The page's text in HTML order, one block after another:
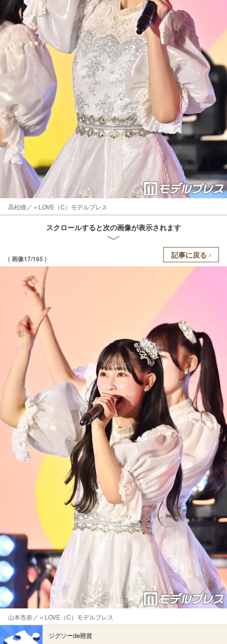
高松瞳／＝LOVE（C）モデルプレス
スクロールすると次の画像が表示されます
( 画像17/165 ) 記事に戻る
山本杏奈／＝LOVE（C）モデルプレス
ジグソーde懸賞